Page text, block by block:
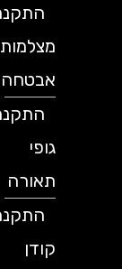
התקנת
מצלמות
אבטחה
התקנת
תאורה
התקנת